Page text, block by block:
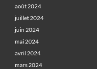
août 2024
juillet 2024
juin 2024
mai 2024
avril 2024
mars 2024